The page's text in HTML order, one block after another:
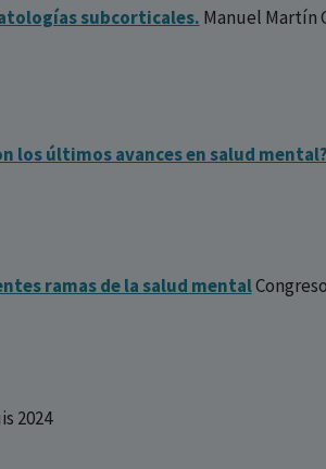
subcorticales. Manuel Martín
los últimos avances en salud mental?
ramas de la salud mental
2024